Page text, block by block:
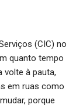
(CIC) no
quanto tempo
volte à pauta,
em ruas como
porque